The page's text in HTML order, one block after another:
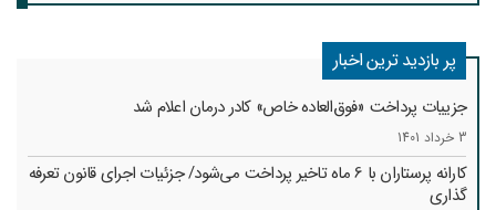
پر بازدید ترین اخبار
جزییات پرداخت «فوق‌العاده خاص» کادر درمان اعلام شد
3 خرداد 1401
کارانه‌ پرستاران با 6 ماه تاخیر پرداخت می‌شود/ جزئیات اجرای قانون تعرفه
گذاری